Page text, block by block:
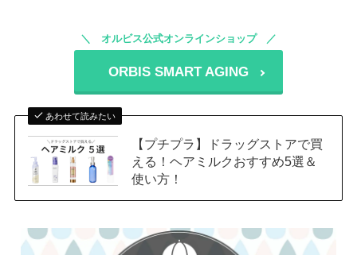
オルビス公式オンラインショップ
ORBIS SMART AGING
あわせて読みたい
【プチプラ】ドラッグストアで買
える！ヘアミルクおすすめ5選＆
使い方！